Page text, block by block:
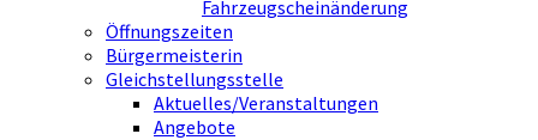
Fahrzeugscheinänderung
Öffnungszeiten
Bürgermeisterin
Gleichstellungsstelle
Aktuelles/Veranstaltungen
Angebote